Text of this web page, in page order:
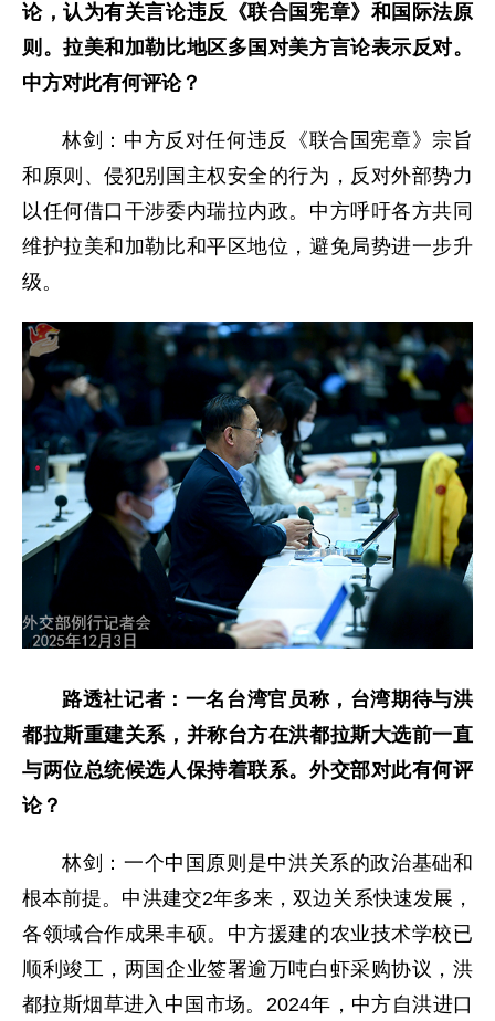
论，认为有关言论违反《联合国宪章》和国际法原
则。拉美和加勒比地区多国对美方言论表示反对。
中方对此有何评论？
林剑：中方反对任何违反《联合国宪章》宗旨
和原则、侵犯别国主权安全的行为，反对外部势力
以任何借口干涉委内瑞拉内政。中方呼吁各方共同
维护拉美和加勒比和平区地位，避免局势进一步升
级。
路透社记者：一名台湾官员称，台湾期待与洪
都拉斯重建关系，并称台方在洪都拉斯大选前一直
与两位总统候选人保持着联系。外交部对此有何评
论？
林剑：一个中国原则是中洪关系的政治基础和
根本前提。中洪建交2年多来，双边关系快速发展，
各领域合作成果丰硕。中方援建的农业技术学校已
顺利竣工，两国企业签署逾万吨白虾采购协议，洪
都拉斯烟草进入中国市场。2024年，中方自洪进口